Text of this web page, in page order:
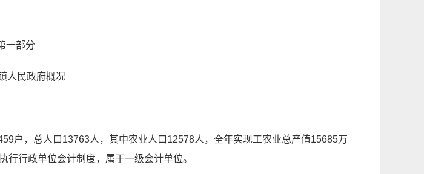
一部分
人民政府概况
户，总人口 13763人，其中农业人口 12578人，全年实现工农业总产值15685万
行行政单位会计制度，属于一级会计单位。